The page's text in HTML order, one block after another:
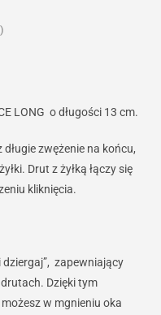
LONG o długości 13 cm.
zwężenie na końcu,
Drut z żyłką łączy się
kliknięcia.
dziergaj”, zapewniający
Dzięki tym
możesz w mgnieniu oka